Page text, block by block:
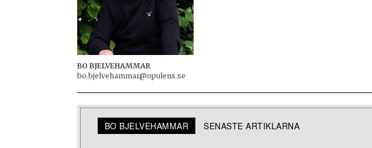
BO BJELVEHAMMAR
bo.bjelvehammar@opulens.se
BO BJELVEHAMMAR SENASTE ARTIKLARNA